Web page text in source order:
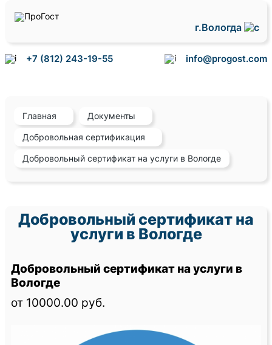
г.Вологда
+7 (812) 243-19-55 info@progost.com
Главная Документы
Добровольная сертификация
Добровольный сертификат на услуги в Вологде
Добровольный сертификат на
услуги в Вологде
Добровольный сертификат на услуги в
Вологде
от 10000.00 руб.